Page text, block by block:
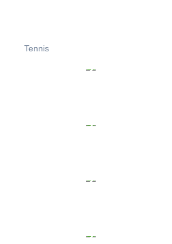
Tennis